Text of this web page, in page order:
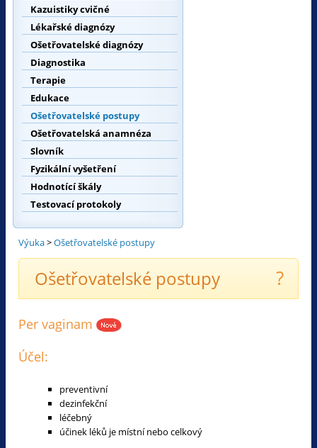
Kazuistiky cvičné
Lékařské diagnózy
Ošetřovatelské diagnózy
Diagnostika
Terapie
Edukace
Ošetřovatelské postupy
Ošetřovatelská anamnéza
Slovník
Fyzikální vyšetření
Hodnotící škály
Testovací protokoly
Výuka>Ošetřovatelské postupy
Ošetřovatelské postupy ?
Per vaginam
Účel:
preventivní
dezinfekční
léčebný
účinek léků je místní nebo celkový